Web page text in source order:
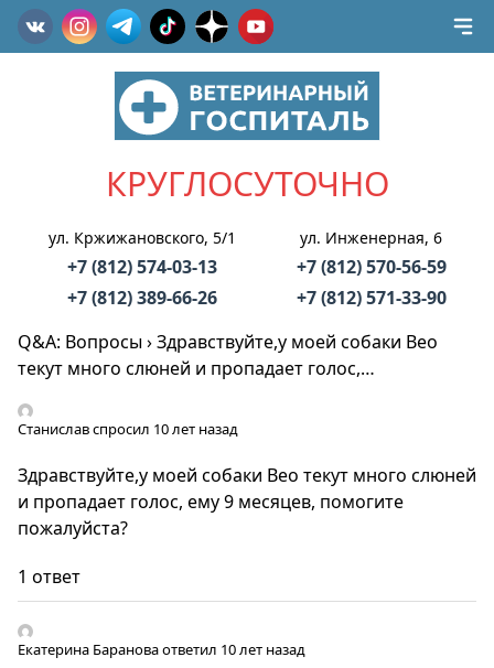
КРУГЛОСУТОЧНО
ул. Кржижановского, 5/1
+7 (812) 574-03-13
+7 (812) 389-66-26
ул. Инженерная, 6
+7 (812) 570-56-59
+7 (812) 571-33-90
Q&A: Вопросы›Здравствуйте,у моей собаки Вео
текут много слюней и пропадает голос,…
Станиславспросил 10 лет назад
Здравствуйте,у моей собаки Вео текут много слюней
и пропадает голос, ему 9 месяцев, помогите
пожалуйста?
1 ответ
Екатерина Барановаответил 10 лет назад